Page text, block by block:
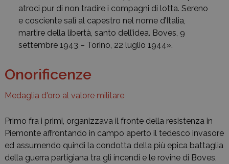
atroci pur di non tradire i compagni di lotta. Sereno
e cosciente salì al capestro nel nome d’Italia,
martire della libertà, santo dell’idea. Boves, 9
settembre 1943 – Torino, 22 luglio 1944».
Onorificenze
Medaglia d'oro al valore militare
Primo fra i primi, organizzava il fronte della resistenza in
Piemonte affrontando in campo aperto il tedesco invasore
ed assumendo quindi la condotta della più epica battaglia
della guerra partigiana tra gli incendi e le rovine di Boves,